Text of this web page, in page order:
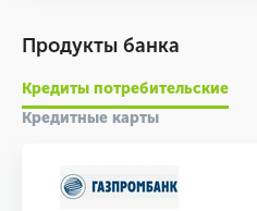
Продукты банка
Кредиты потребительские
Кредитные карты